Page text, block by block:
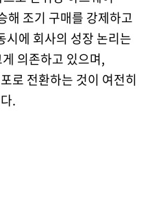
해 조기 구매를 강제하고
시에 회사의 성장 논리는
의존하고 있으며,
로 전환하는 것이 여전히
.